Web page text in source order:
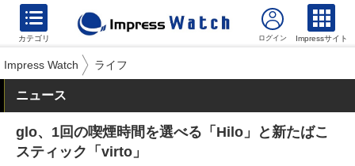
カテゴリ Impressサイト
Impress Watch ライフ
ニュース
glo、1回の喫煙時間を選べる「Hilo」と新たばこ
スティック「virto」